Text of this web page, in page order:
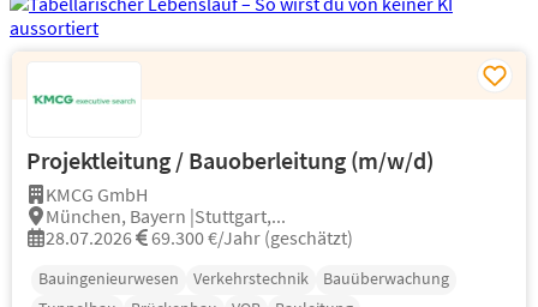
Projektleitung / Bauoberleitung (m/w/d)
KMCG GmbH
München, Bayern |Stuttgart,...
28.07.2026
69.300 €/Jahr (geschätzt)
Bauingenieurwesen Verkehrstechnik
Bauüberwachung